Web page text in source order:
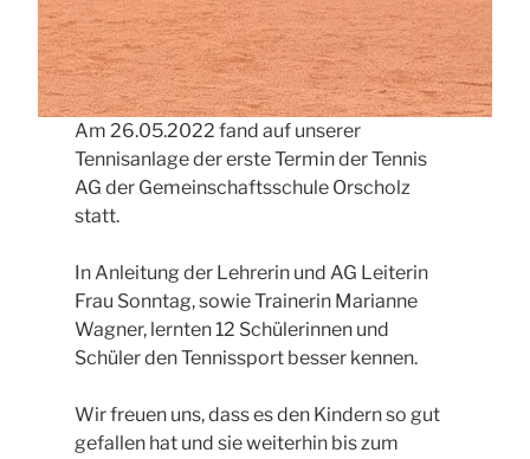
Am 26.05.2022 fand auf unserer
Tennisanlage der erste Termin der Tennis
AG der Gemeinschaftsschule Orscholz
statt.
In Anleitung der Lehrerin und AG Leiterin
Frau Sonntag, sowie Trainerin Marianne
Wagner, lernten 12 Schülerinnen und
Schüler den Tennissport besser kennen.
Wir freuen uns, dass es den Kindern so gut
gefallen hat und sie weiterhin bis zum